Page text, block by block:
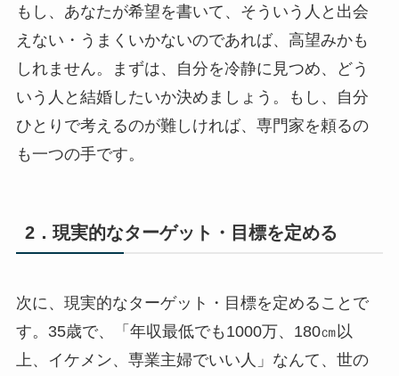
もし、あなたが希望を書いて、そういう人と出会
えない・うまくいかないのであれば、高望みかも
しれません。まずは、自分を冷静に見つめ、どう
いう人と結婚したいか決めましょう。もし、自分
ひとりで考えるのが難しければ、専門家を頼るの
も一つの手です。
2．現実的なターゲット・目標を定める
次に、現実的なターゲット・目標を定めることで
す。35歳で、「年収最低でも1000万、180㎝以
上、イケメン、専業主婦でいい人」なんて、世の